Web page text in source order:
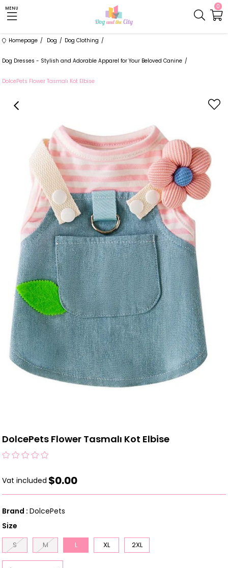
0
MENU
Homepage Dog Dog Clothing
Dog Dresses - Stylish and Adorable Apparel for Your Beloved Canine
DolcePets Flower Tasmalı Kot Elbise
DolcePets Flower Tasmalı Kot Elbise
Vat included $0.00
Brand : DolcePets
Size
S M L XL 2XL